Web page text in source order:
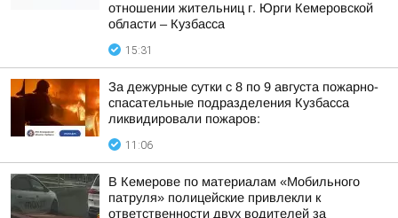
отношении жительниц г. Юрги Кемеровской
области – Кузбасса
15:31
За дежурные сутки с 8 по 9 августа пожарно-
спасательные подразделения Кузбасса
ликвидировали пожаров:
11:06
В Кемерове по материалам «Мобильного
патруля» полицейские привлекли к
ответственности двух водителей за